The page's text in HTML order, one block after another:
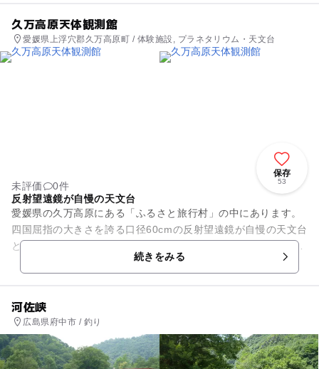
久万高原天体観測館
愛媛県上浮穴郡久万高原町 / 体験施設, プラネタリウム・天文台
保存
53
未評価
0件
反射望遠鏡が自慢の天文台
愛媛県の久万高原にある「ふるさと旅行村」の中にあります。
四国屈指の大きさを誇る口径60cmの反射望遠鏡が自慢の天文台
と、40席からなるプラネタリウムの複合施設。プラネタリウム
続きをみる
河佐峡
広島県府中市 / 釣り